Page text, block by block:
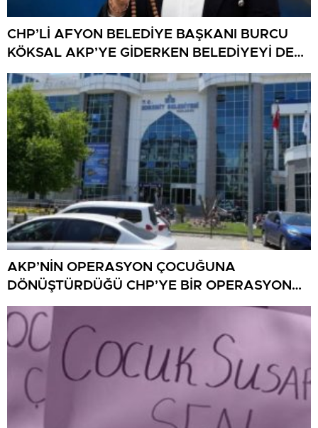
CHP’Lİ AFYON BELEDİYE BAŞKANI BURCU
KÖKSAL AKP’YE GİDERKEN BELEDİYEYİ DE
GÖTÜRÜYOR!
AKP’NİN OPERASYON ÇOCUĞUNA
DÖNÜŞTÜRDÜĞÜ CHP’YE BİR OPERASYON
DAHA!